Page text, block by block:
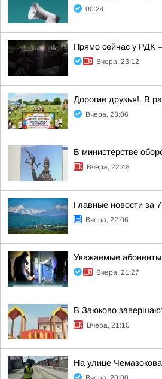
00:24
Прямо сейчас у РДК
Вчера, 23:12
Дорогие друзья!. В
Вчера, 23:06
В министерстве
Вчера, 22:48
Главные новости за 7
Вчера, 22:06
Уважаемые
Вчера, 21:27
В Заюково
Вчера, 21:10
На улице